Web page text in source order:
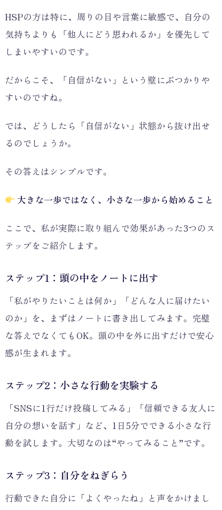
HSPの方は特に、周りの目や言葉に敏感で、自分の
気持ちよりも「他人にどう思われるか」を優先して
しまいやすいのです。
だからこそ、「自信がない」という壁にぶつかりや
すいのですね。
では、どうしたら「自信がない」状態から抜け出せ
るのでしょうか。
その答えはシンプルです。
大きな一歩ではなく、小さな一歩から始めること
ここで、私が実際に取り組んで効果があった3つのス
テップをご紹介します。
ステップ1：頭の中をノートに出す
「私がやりたいことは何か」「どんな人に届けたい
のか」を、まずはノートに書き出してみます。完璧
な答えでなくてもOK。頭の中を外に出すだけで安心
感が生まれます。
ステップ2：小さな行動を実験する
「SNSに1行だけ投稿してみる」「信頼できる友人に
自分の想いを話す」など、1日5分でできる小さな行
動を試します。大切なのは“やってみること”です。
ステップ3：自分をねぎらう
行動できた自分に「よくやったね」と声をかけまし